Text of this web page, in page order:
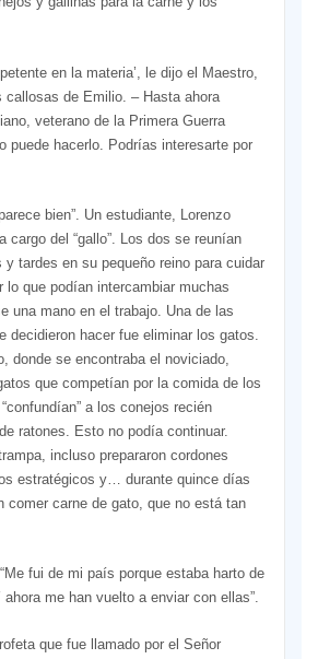
en la materia’, le dijo el Maestro,
callosas de Emilio. – Hasta ahora
veterano de la Primera Guerra
puede hacerlo. Podrías interesarte por
bien”. Un estudiante, Lorenzo
cargo del “gallo”. Los dos se reunían
tardes en su pequeño reino para cuidar
lo que podían intercambiar muchas
una mano en el trabajo. Una de las
decidieron hacer fue eliminar los gatos.
donde se encontraba el noviciado,
que competían por la comida de los
a los conejos recién
ratones. Esto no podía continuar.
incluso prepararon cordones
estratégicos y… durante quince días
comer carne de gato, que no está tan
fui de mi país porque estaba harto de
me han vuelto a enviar con ellas”.
que fue llamado por el Señor